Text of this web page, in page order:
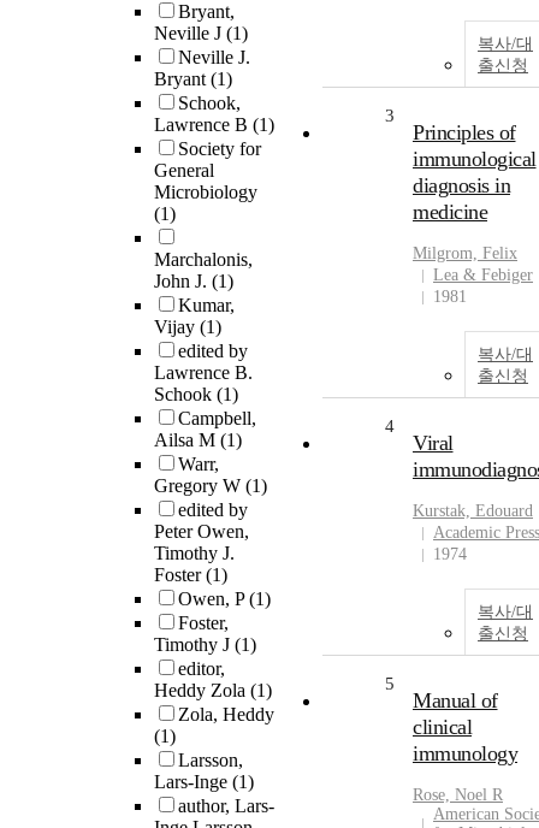
Bryant,
Neville J (1)
Neville J.
Bryant(1)
Schook,
Lawrence B (1)
Society for
General
Microbiology
(1)
Marchalonis,
John J. (1)
Kumar,
Vijay (1)
edited by
Lawrence B.
Schook (1)
Campbell,
Ailsa M (1)
Warr,
Gregory W (1)
edited by
Peter Owen,
Timothy J.
Foster(1)
Owen, P(1)
Foster,
Timothy J (1)
editor,
Heddy Zola (1)
Zola, Heddy
(1)
Larsson,
Lars-Inge (1)
author, Lars-
복사/대
출신청
3
Principles of
immunological
diagnosis in
medicine
Milgrom, Felix
Lea & Febiger
1981
복사/대
출신청
4
Viral
Kurstak, Edouard
Academic Press
1974
복사/대
출신청
5
Manual of
clinical
immunology
Rose, Noel R
American